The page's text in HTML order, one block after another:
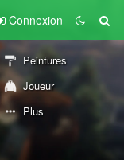
Connexion
Peintures
Joueur
Plus